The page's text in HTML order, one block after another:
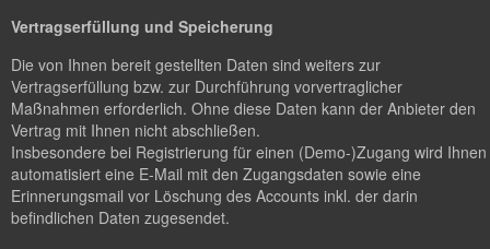
Vertragserfüllung und Speicherung
Die von Ihnen bereit gestellten Daten sind weiters zur
Vertragserfüllung bzw. zur Durchführung vorvertraglicher
Maßnahmen erforderlich. Ohne diese Daten kann der Anbieter den
Vertrag mit Ihnen nicht abschließen.
Insbesondere bei Registrierung für einen (Demo-)Zugang wird Ihnen
automatisiert eine E-Mail mit den Zugangsdaten sowie eine
Erinnerungsmail vor Löschung des Accounts inkl. der darin
befindlichen Daten zugesendet.